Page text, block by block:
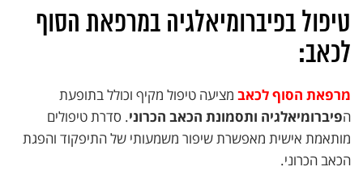
טיפול בפיברומיאלגיה במרפאת הסוף
לכאב:
מרפאת הסוף לכאב מציעה טיפול מקיף וכולל בתופעת
הפיברומיאלגיה ותסמונת הכאב הכרוני. סדרת טיפולים
מותאמת אישית מאפשרת שיפור משמעותי של התיפקוד והפגת
הכאב הכרוני.